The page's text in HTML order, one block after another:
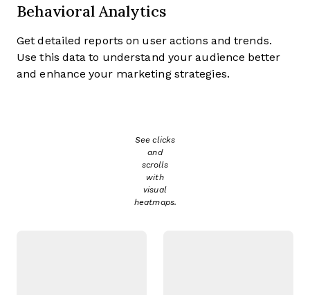
Behavioral Analytics
Get detailed reports on user actions and trends.
Use this data to understand your audience better
and enhance your marketing strategies.
See clicks
and
scrolls
with
visual
heatmaps.